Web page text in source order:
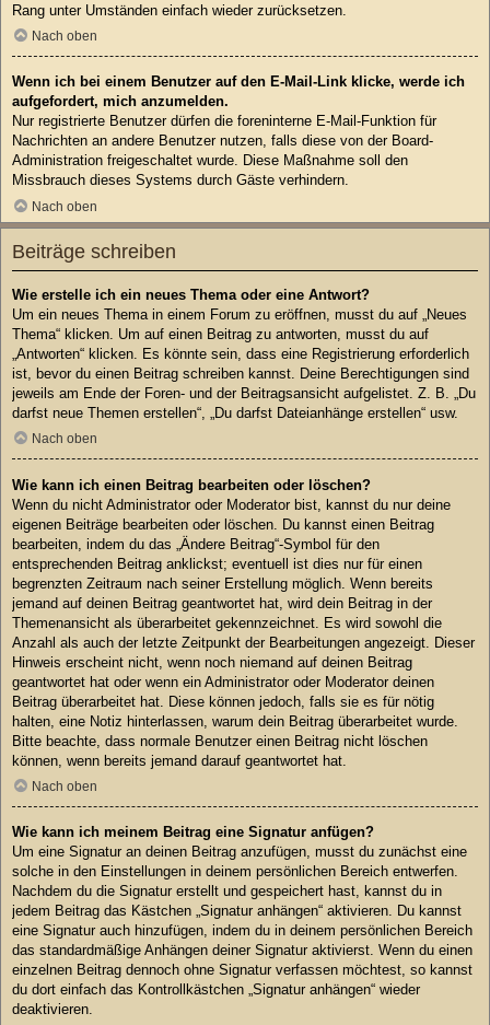
Rang unter Umständen einfach wieder zurücksetzen.
Nach oben
Wenn ich bei einem Benutzer auf den E-Mail-Link klicke, werde ich
aufgefordert, mich anzumelden.
Nur registrierte Benutzer dürfen die foreninterne E-Mail-Funktion für
Nachrichten an andere Benutzer nutzen, falls diese von der Board-
Administration freigeschaltet wurde. Diese Maßnahme soll den
Missbrauch dieses Systems durch Gäste verhindern.
Nach oben
Beiträge schreiben
Wie erstelle ich ein neues Thema oder eine Antwort?
Um ein neues Thema in einem Forum zu eröffnen, musst du auf „Neues
Thema“ klicken. Um auf einen Beitrag zu antworten, musst du auf
„Antworten“ klicken. Es könnte sein, dass eine Registrierung erforderlich
ist, bevor du einen Beitrag schreiben kannst. Deine Berechtigungen sind
jeweils am Ende der Foren- und der Beitragsansicht aufgelistet. Z. B. „Du
darfst neue Themen erstellen“, „Du darfst Dateianhänge erstellen“ usw.
Nach oben
Wie kann ich einen Beitrag bearbeiten oder löschen?
Wenn du nicht Administrator oder Moderator bist, kannst du nur deine
eigenen Beiträge bearbeiten oder löschen. Du kannst einen Beitrag
bearbeiten, indem du das „Ändere Beitrag“-Symbol für den
entsprechenden Beitrag anklickst; eventuell ist dies nur für einen
begrenzten Zeitraum nach seiner Erstellung möglich. Wenn bereits
jemand auf deinen Beitrag geantwortet hat, wird dein Beitrag in der
Themenansicht als überarbeitet gekennzeichnet. Es wird sowohl die
Anzahl als auch der letzte Zeitpunkt der Bearbeitungen angezeigt. Dieser
Hinweis erscheint nicht, wenn noch niemand auf deinen Beitrag
geantwortet hat oder wenn ein Administrator oder Moderator deinen
Beitrag überarbeitet hat. Diese können jedoch, falls sie es für nötig
halten, eine Notiz hinterlassen, warum dein Beitrag überarbeitet wurde.
Bitte beachte, dass normale Benutzer einen Beitrag nicht löschen
können, wenn bereits jemand darauf geantwortet hat.
Nach oben
Wie kann ich meinem Beitrag eine Signatur anfügen?
Um eine Signatur an deinen Beitrag anzufügen, musst du zunächst eine
solche in den Einstellungen in deinem persönlichen Bereich entwerfen.
Nachdem du die Signatur erstellt und gespeichert hast, kannst du in
jedem Beitrag das Kästchen „Signatur anhängen“ aktivieren. Du kannst
eine Signatur auch hinzufügen, indem du in deinem persönlichen Bereich
das standardmäßige Anhängen deiner Signatur aktivierst. Wenn du einen
einzelnen Beitrag dennoch ohne Signatur verfassen möchtest, so kannst
du dort einfach das Kontrollkästchen „Signatur anhängen“ wieder
deaktivieren.